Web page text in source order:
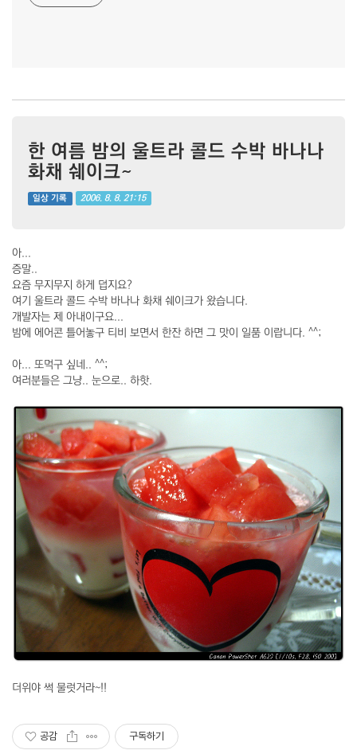
한 여름 밤의 울트라 콜드 수박 바나나
화채 쉐이크~
일상 기록 2006. 8. 8. 21:15
아...
증말..
요즘 무지무지 하게 덥지요?
여기 울트라 콜드 수박 바나나 화채 쉐이크가 왔습니다.
개발자는 제 아내이구요...
밤에 에어콘 틀어놓구 티비 보면서 한잔 하면 그 맛이 일품 이랍니다. ^^;
아... 또먹구 싶네.. ^^;
여러분들은 그냥.. 눈으로.. 하핫.
더위야 썩 물럿거라~!!
공감 구독하기